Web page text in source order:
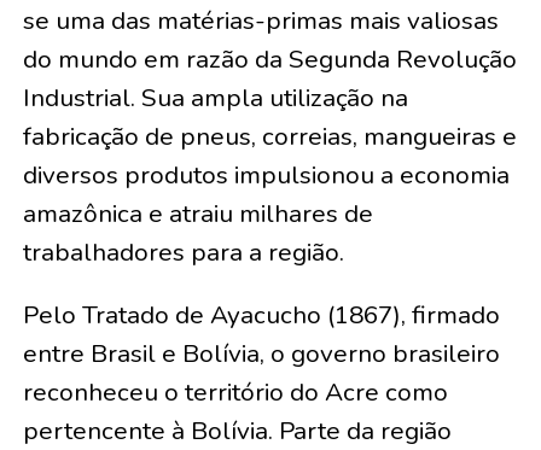
se uma das matérias-primas mais valiosas
do mundo em razão da Segunda Revolução
Industrial. Sua ampla utilização na
fabricação de pneus, correias, mangueiras e
diversos produtos impulsionou a economia
amazônica e atraiu milhares de
trabalhadores para a região.
Pelo Tratado de Ayacucho (1867), firmado
entre Brasil e Bolívia, o governo brasileiro
reconheceu o território do Acre como
pertencente à Bolívia. Parte da região